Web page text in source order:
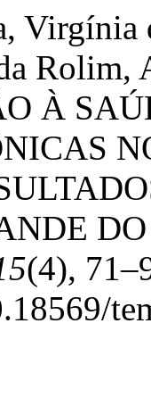
Virgínia
Rolim,
À
(4),